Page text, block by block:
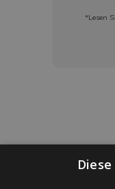
*Lesen